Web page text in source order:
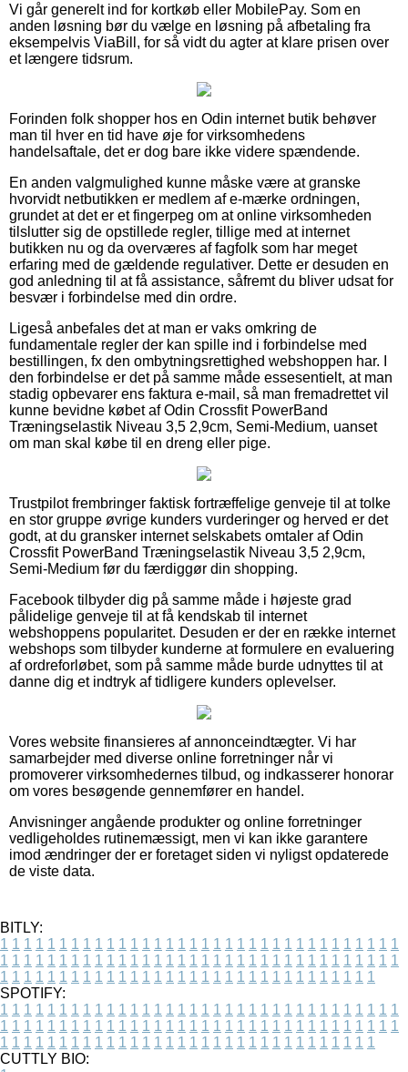
Vi går generelt ind for kortkøb eller MobilePay. Som en
anden løsning bør du vælge en løsning på afbetaling fra
eksempelvis ViaBill, for så vidt du agter at klare prisen over
et længere tidsrum.
Forinden folk shopper hos en Odin internet butik behøver
man til hver en tid have øje for virksomhedens
handelsaftale, det er dog bare ikke videre spændende.
En anden valgmulighed kunne måske være at granske
hvorvidt netbutikken er medlem af e-mærke ordningen,
grundet at det er et fingerpeg om at online virksomheden
tilslutter sig de opstillede regler, tillige med at internet
butikken nu og da overværes af fagfolk som har meget
erfaring med de gældende regulativer. Dette er desuden en
god anledning til at få assistance, såfremt du bliver udsat for
besvær i forbindelse med din ordre.
Ligeså anbefales det at man er vaks omkring de
fundamentale regler der kan spille ind i forbindelse med
bestillingen, fx den ombytningsrettighed webshoppen har. I
den forbindelse er det på samme måde essesentielt, at man
stadig opbevarer ens faktura e-mail, så man fremadrettet vil
kunne bevidne købet af Odin Crossfit PowerBand
Træningselastik Niveau 3,5 2,9cm, Semi-Medium, uanset
om man skal købe til en dreng eller pige.
Trustpilot frembringer faktisk fortræffelige genveje til at tolke
en stor gruppe øvrige kunders vurderinger og herved er det
godt, at du gransker internet selskabets omtaler af Odin
Crossfit PowerBand Træningselastik Niveau 3,5 2,9cm,
Semi-Medium før du færdiggør din shopping.
Facebook tilbyder dig på samme måde i højeste grad
pålidelige genveje til at få kendskab til internet
webshoppens popularitet. Desuden er der en række internet
webshops som tilbyder kunderne at formulere en evaluering
af ordreforløbet, som på samme måde burde udnyttes til at
danne dig et indtryk af tidligere kunders oplevelser.
Vores website finansieres af annonceindtægter. Vi har
samarbejder med diverse online forretninger når vi
promoverer virksomhedernes tilbud, og indkasserer honorar
om vores besøgende gennemfører en handel.
Anvisninger angående produkter og online forretninger
vedligeholdes rutinemæssigt, men vi kan ikke garantere
imod ændringer der er foretaget siden vi nyligst opdaterede
de viste data.
BITLY:
1 1 1 1 1 1 1 1 1 1 1 1 1 1 1 1 1 1 1 1 1 1 1 1 1 1 1 1 1 1 1 1 1 1
1 1 1 1 1 1 1 1 1 1 1 1 1 1 1 1 1 1 1 1 1 1 1 1 1 1 1 1 1 1 1 1 1 1
1 1 1 1 1 1 1 1 1 1 1 1 1 1 1 1 1 1 1 1 1 1 1 1 1 1 1 1 1 1 1 1
SPOTIFY:
1 1 1 1 1 1 1 1 1 1 1 1 1 1 1 1 1 1 1 1 1 1 1 1 1 1 1 1 1 1 1 1 1 1
1 1 1 1 1 1 1 1 1 1 1 1 1 1 1 1 1 1 1 1 1 1 1 1 1 1 1 1 1 1 1 1 1 1
1 1 1 1 1 1 1 1 1 1 1 1 1 1 1 1 1 1 1 1 1 1 1 1 1 1 1 1 1 1 1 1
CUTTLY BIO: